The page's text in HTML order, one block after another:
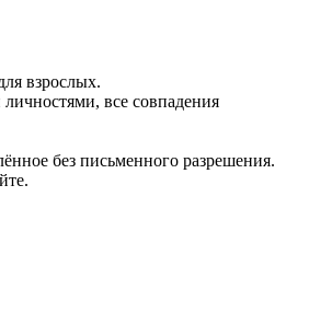
взрослых.
все совпадения
без письменного разрешения.